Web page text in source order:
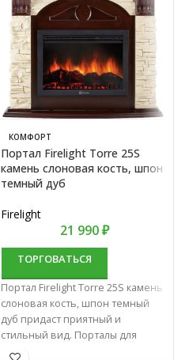
КОМФОРТ
Портал Firelight Torre 25S
камень слоновая кость, шпон
темный дуб
Firelight
21 990₽
ТОРГОВАТЬСЯ
Портал Firelight Torre 25S камень
слоновая кость, шпон темный
дуб придаст приятный и
стильный вид. Порталы для
электрокаминов